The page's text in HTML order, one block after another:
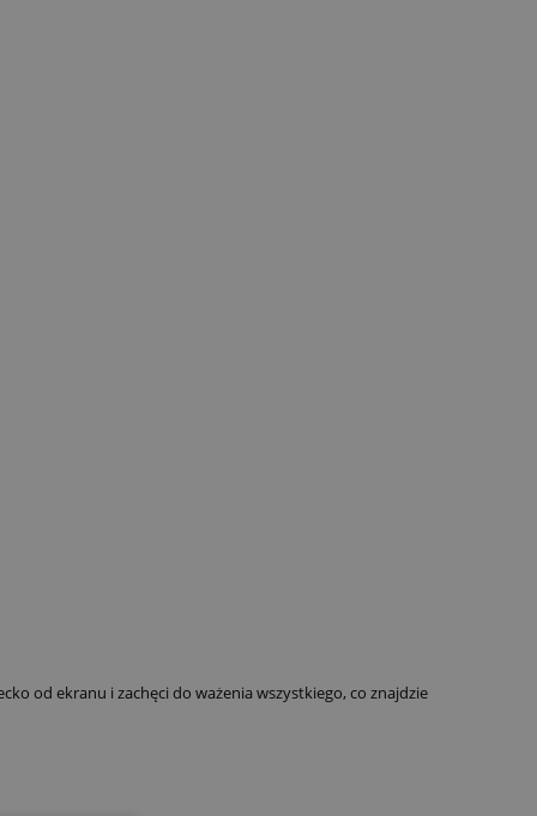
od ekranu i zachęci do ważenia wszystkiego, co znajdzie